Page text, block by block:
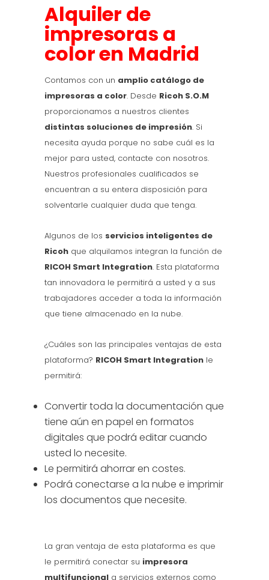
Alquiler de
impresoras a
color en Madrid
Contamos con un amplio catálogo de
impresoras a color. Desde Ricoh S.O.M
proporcionamos a nuestros clientes
distintas soluciones de impresión. Si
necesita ayuda porque no sabe cuál es la
mejor para usted, contacte con nosotros.
Nuestros profesionales cualificados se
encuentran a su entera disposición para
solventarle cualquier duda que tenga.
Algunos de los servicios inteligentes de
Ricoh que alquilamos integran la función de
RICOH Smart Integration. Esta plataforma
tan innovadora le permitirá a usted y a sus
trabajadores acceder a toda la información
que tiene almacenado en la nube.
¿Cuáles son las principales ventajas de esta
plataforma? RICOH Smart Integration le
permitirá:
Convertir toda la documentación que
tiene aún en papel en formatos
digitales que podrá editar cuando
usted lo necesite.
Le permitirá ahorrar en costes.
Podrá conectarse a la nube e imprimir
los documentos que necesite.
La gran ventaja de esta plataforma es que
le permitirá conectar su impresora
multifuncional a servicios externos como